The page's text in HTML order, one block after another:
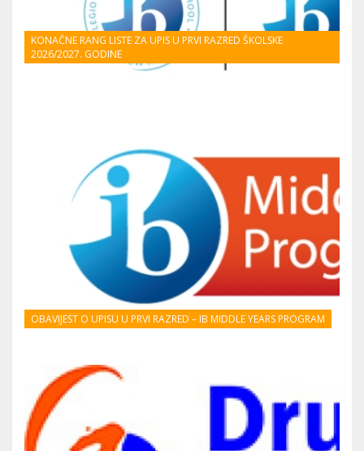
KONAČNE RANG LISTE ZA UPIS U PRVI RAZRED ŠKOLSKE
2026/2027. GODINE
OBAVIJEST O UPISU U PRVI RAZRED – IB MIDDLE YEARS PROGRAM